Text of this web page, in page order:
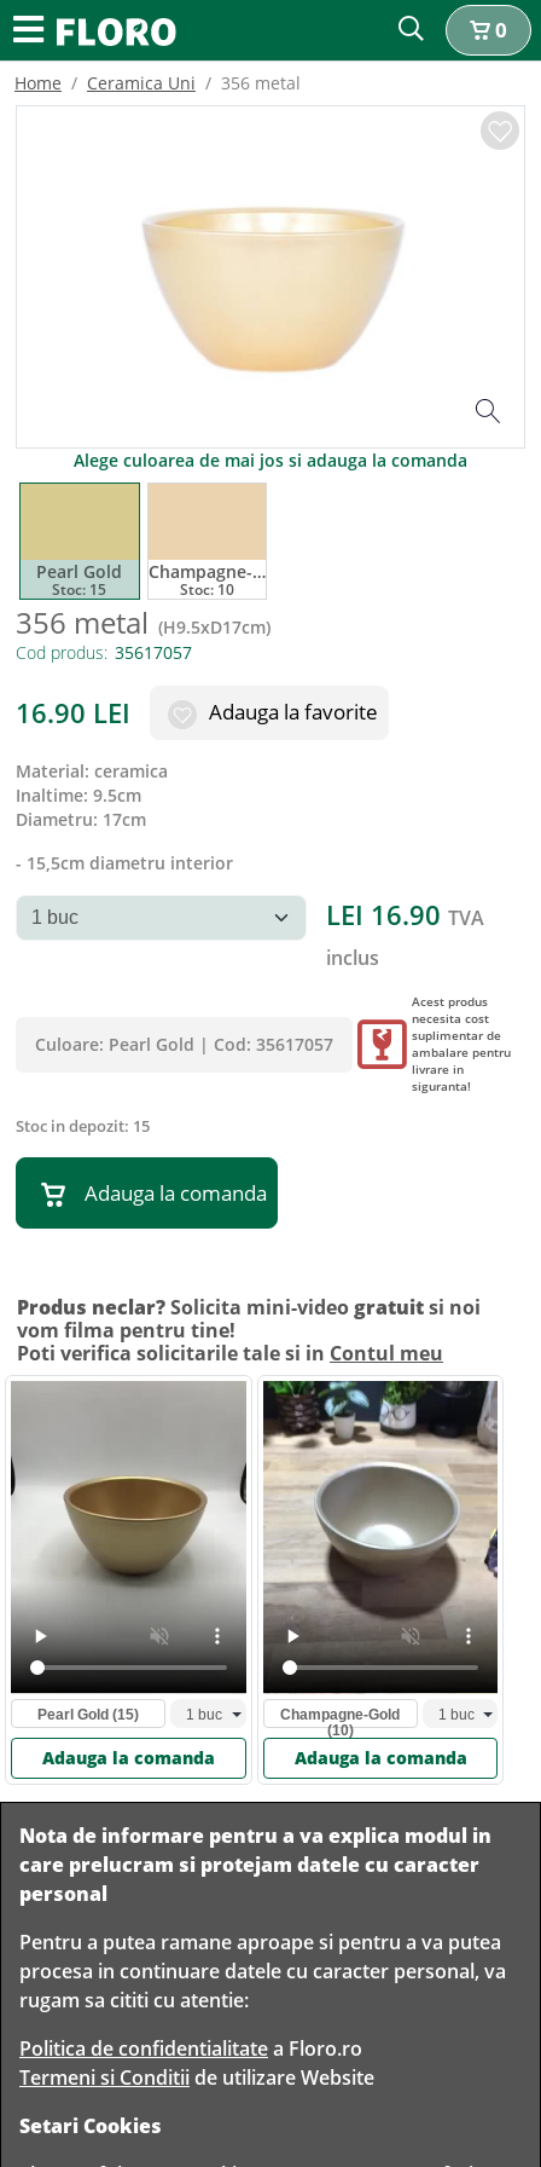
0
Home Ceramica Uni 356 metal
Alege culoarea de mai jos si adauga la comanda
Pearl Gold
Stoc: 15
Champagne-Gold
Stoc: 10
356 metal (H9.5xD17cm)
Cod produs:
16.90 LEI Adauga la favorite
material: ceramica
inaltime: 9.5cm
diametru: 17cm
- 15,5cm diametru interior
LEI 16.90 TVA
inclus
Culoare: Pearl Gold | Cod: 35617057
Acest produs
necesita cost
suplimentar de
ambalare pentru
livrare in
siguranta!
Stoc in depozit: 15
Adauga la comanda
Produs neclar?Solicita mini-video gratuitsi noi
vom filma pentru tine!
Poti verifica solicitarile tale si in Contul meu
Pearl Gold (15)
Adauga la comanda
Champagne-Gold
(10)
Adauga la comanda
Livrare
rapida
Livram in
orice
Romania
Garantam
Nota de informare pentru a va explica modul in
care prelucram si protejam datele cu caracter
personal
Pentru a putea ramane aproape si pentru a va putea
procesa in continuare datele cu caracter personal, va
rugam sa cititi cu atentie:
Politica de confidentialitatea Floro.ro
Termeni si Conditiide utilizare Website
Setari Cookies